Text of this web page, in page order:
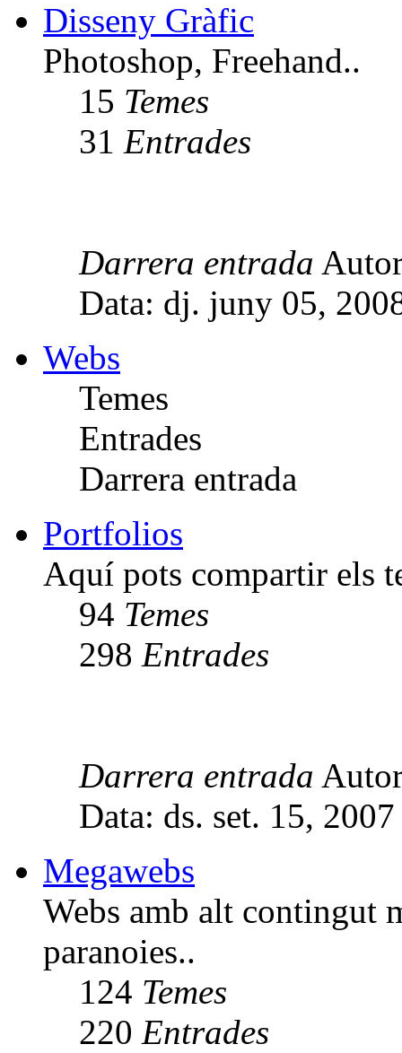
Disseny Gràfic
Photoshop, Freehand..
15 Temes
31 Entrades
Darrera entrada
Data: dj. juny 05,
Webs
Temes
Entrades
Darrera entrada
Portfolios
Aquí pots compartir els
94 Temes
298 Entrades
Darrera entrada
Data: ds. set. 15,
Megawebs
Webs amb alt contingut
paranoies..
124 Temes
220 Entrades